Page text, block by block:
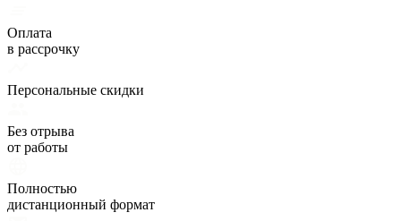
Оплата
в рассрочку
Персональные скидки
Без отрыва
от работы
Полностью
дистанционный формат